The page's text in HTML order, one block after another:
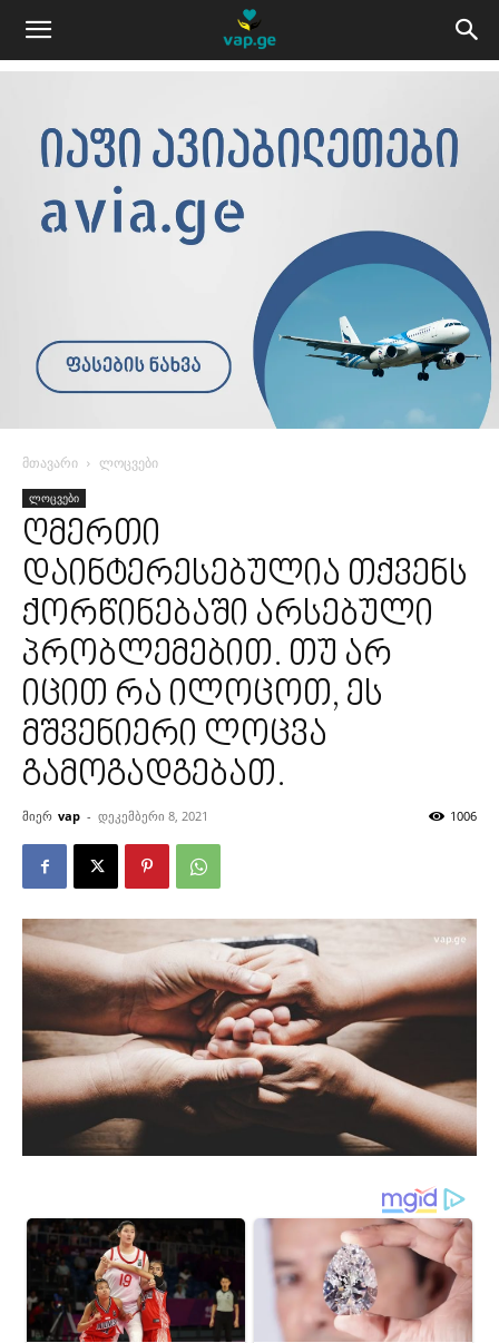
მთავარი ლოცვები
ლოცვები
ღმერთი
დაინტერესებულია თქვენს
ქორწინებაში არსებული
პრობლემებით. თუ არ
იცით რა ილოცოთ, ეს
მშვენიერი ლოცვა
გამოგადგებათ.
მიერ vap - დეკემბერი 8, 2021 1006